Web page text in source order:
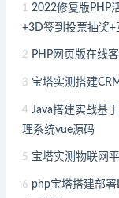
1 2022修复版PHP
+3D签到投票抽奖
2 PHP网页版在线
3 宝塔实测搭建
4 Java搭建实战基
理系统vue源码
5 宝塔实测物联网
6 php宝塔搭建部